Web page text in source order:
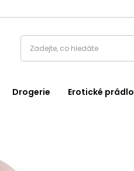
Drogerie Erotické prádlo